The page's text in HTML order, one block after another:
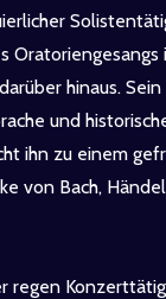
Oratoriengesangs
hinaus.
und
ihn zu einem
von Bach,
regen